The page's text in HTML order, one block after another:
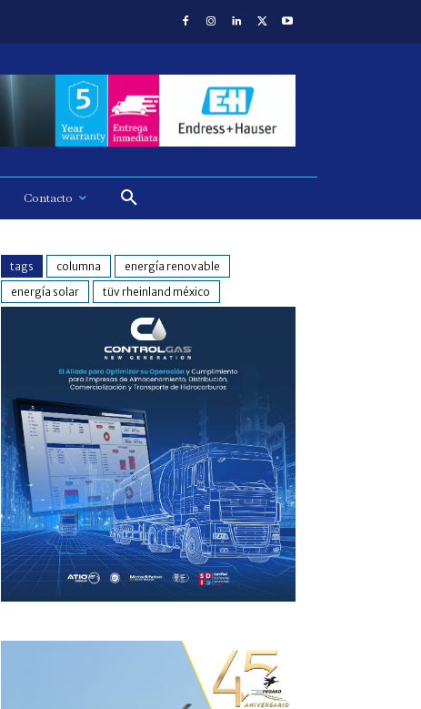
Contacto
tags columna
energía renovable
energía solar
tüv rheinland méxico